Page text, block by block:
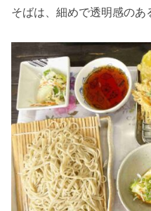
そばは、細めで透明感のあ